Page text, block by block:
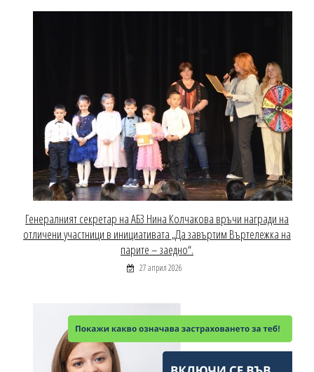
Генералният секретар на АБЗ Нина Колчакова връчи награди на
отличени участници в инициативата „Да завъртим Въртележка на
парите – заедно“.
27 април 2026